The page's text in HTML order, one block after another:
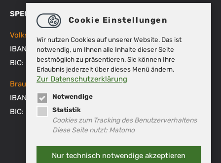
SPENDENKONTEN
Volksbank BRAWO
IBAN: DE48 2699 1066 1512 9270 00
BIC: GENODEF1WOB
Braunschweigische Landessparkasse
IBAN: DE53 2505 0000 0151 8007 45
BIC: NOLADE2HXXX
Cookie Einstellungen
Wir nutzen Cookies auf unserer Website. Das ist
notwendig, um Ihnen alle Inhalte dieser Seite
bestmöglich zu präsentieren. Sie können Ihre
Erlaubnis jederzeit über dieses Menü ändern.
Zur Datenschutzerklärung
Notwendige
Statistik
Cookies zum Tracking des Benutzerverhaltens
Diese Seite nutzt: Matomo
Nur technisch notwendige akzeptieren